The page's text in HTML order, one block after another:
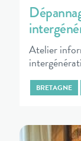
Atelier
BRETAGNE